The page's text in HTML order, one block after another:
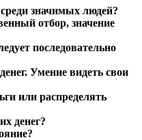
значимых людей?
отбор, значение
последовательно
Умение видеть свои
или распределять
денег?